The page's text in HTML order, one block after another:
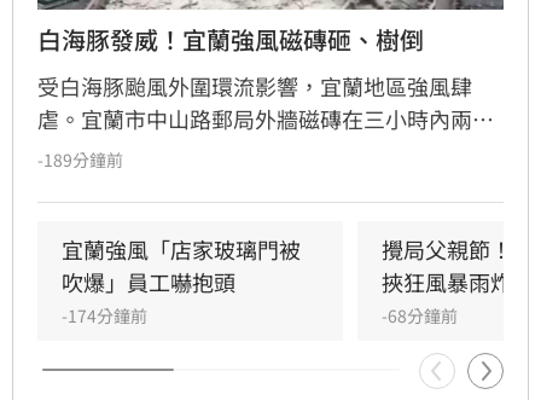
白海豚發威！宜蘭強風磁磚砸、樹倒
受白海豚颱風外圍環流影響，宜蘭地區強風肆
虐。宜蘭市中山路郵局外牆磁磚在三小時內兩度
剝落，武營街亦發生磁磚砸地險象，所幸無人傷
全面停駛。
-189分鐘前
宜蘭強風「店家玻璃門被
吹爆」員工嚇抱頭
-174分鐘前
攪局父親節！
挾狂風暴雨炸雙
-68分鐘前